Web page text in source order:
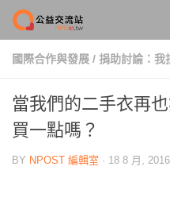
Skip to content
國際合作與發展 / 捐助討論：我
當我們的二手衣再
買一點嗎？
BY NPOST 編輯室 · 18 8 月, 2016